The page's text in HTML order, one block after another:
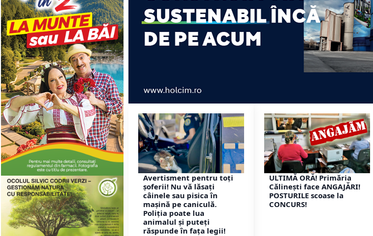
Avertisment pentru toți
șoferii! Nu vă lăsați
câinele sau pisica în
mașină pe caniculă.
Poliția poate lua
animalul și puteți
răspunde în fața legii!
ULTIMĂ ORĂ! Primăria
Călinești face ANGAJĂRI!
POSTURILE scoase la
CONCURS!